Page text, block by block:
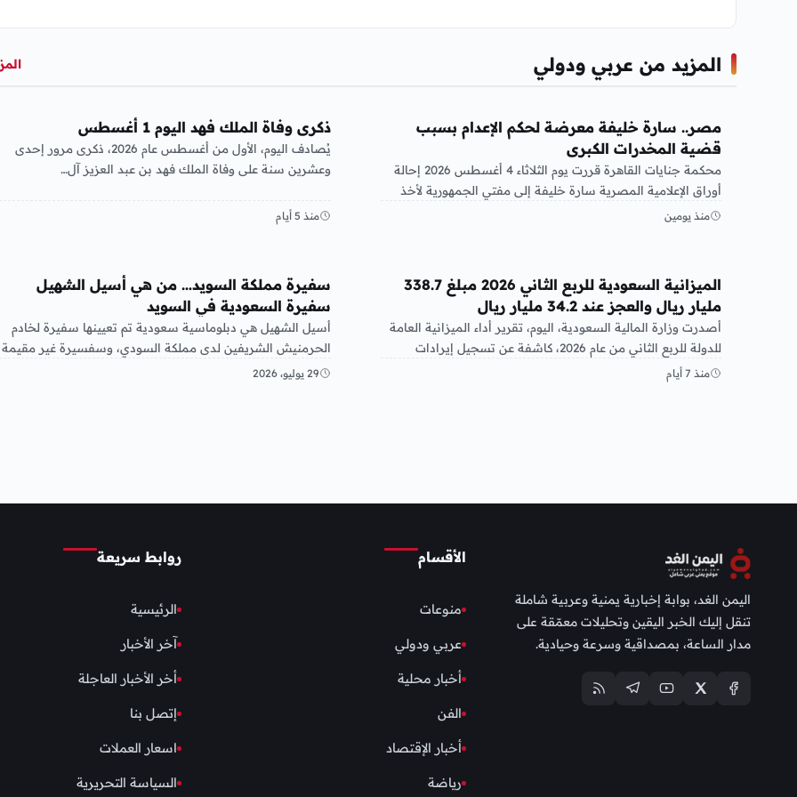
المزيد من عربي ودولي
مصر.. سارة خليفة معرضة لحكم الإعدام بسبب
قضية المخدرات الكبرى
محكمة جنايات القاهرة قررت يوم الثلاثاء 4 أغسطس 2026 إحالة
أوراق الإعلامية المصرية سارة خليفة إلى مفتي الجمهورية لأخذ
الرأي…
منذ يومين
ذكرى وفاة الملك فهد اليوم 1 أغسطس
يُصادف اليوم، الأول من أغسطس عام 2026، ذكرى مرور إحدى
وعشرين سنة على وفاة الملك فهد بن عبد العزيز آل…
منذ 5 أيام
الميزانية السعودية للربع الثاني 2026 مبلغ 338.7
مليار ريال والعجز عند 34.2 مليار ريال
أصدرت وزارة المالية السعودية، اليوم، تقرير أداء الميزانية العامة
للدولة للربع الثاني من عام 2026، كاشفة عن تسجيل إيرادات
بلغت…
منذ 7 أيام
سفيرة مملكة السويد… من هي أسيل الشهيل
سفيرة السعودية في السويد
أسيل الشهيل هي دبلوماسية سعودية تم تعيينها سفيرة لخادم
الحرمنيش الشريفين لدى مملكة السودي، وسفسيرة غير مقيمة
لدى آيسلندا في…
29 يوليو، 2026
اليمن الغد، بوابة إخبارية يمنية وعربية شاملة
تنقل إليك الخبر اليقين وتحليلات معمّقة على
مدار الساعة، بمصداقية وسرعة وحيادية.
الأقسام
منوعات
عربي ودولي
أخبار محلية
الفن
أخبار الإقتصاد
رياضة
روابط سريعة
الرئيسية
آخر الأخبار
أخر الأخبار العاجلة
إتصل بنا
اسعار العملات
السياسة التحريرية